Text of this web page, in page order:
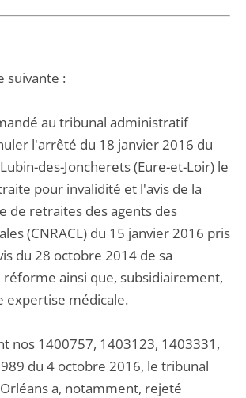
suivante :
au tribunal administratif
l'arrêté du 18 janvier 2016 du
des-Joncherets (Eure-et-Loir) le
pour invalidité et l'avis de la
de retraites des agents des
(CNRACL) du 15 janvier 2016 pris
du 28 octobre 2014 de sa
ainsi que, subsidiairement,
expertise médicale.
nos 1400757, 1403123, 1403331,
du 4 octobre 2016, le tribunal
a, notamment, rejeté